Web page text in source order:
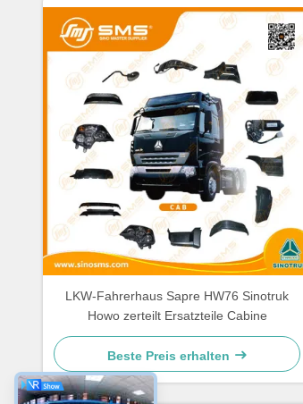
LKW-Fahrerhaus Sapre HW76 Sinotruk
Howo zerteilt Ersatzteile Cabine
Beste Preis erhalten